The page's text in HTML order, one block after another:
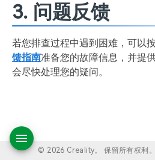
3. 问题反馈
若您排查过程中遇到困难，可以
馈指南准备您的故障信息，并提
会尽快处理您的疑问。
© 2026 Creality。 保留所有权利